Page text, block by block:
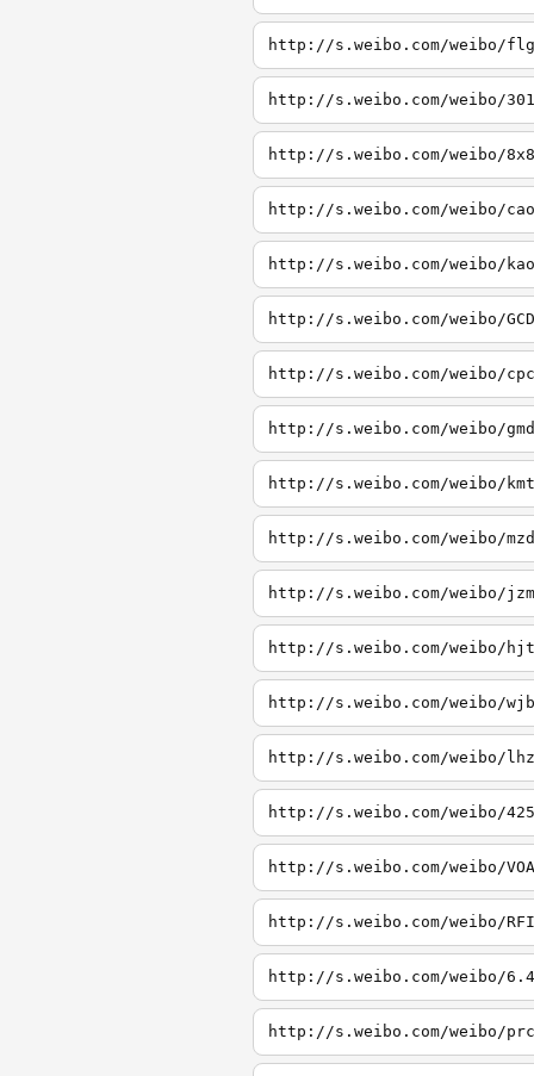
http://s.weibo.com/weibo/flg
http://s.weibo.com/weibo/301
http://s.weibo.com/weibo/8x8
http://s.weibo.com/weibo/cao
http://s.weibo.com/weibo/kao
http://s.weibo.com/weibo/GCD
http://s.weibo.com/weibo/cpc
http://s.weibo.com/weibo/gmd
http://s.weibo.com/weibo/kmt
http://s.weibo.com/weibo/mzd
http://s.weibo.com/weibo/jzm
http://s.weibo.com/weibo/hjt
http://s.weibo.com/weibo/wjb
http://s.weibo.com/weibo/lhz
http://s.weibo.com/weibo/425
http://s.weibo.com/weibo/VOA
http://s.weibo.com/weibo/RFI
http://s.weibo.com/weibo/6.4
http://s.weibo.com/weibo/prc